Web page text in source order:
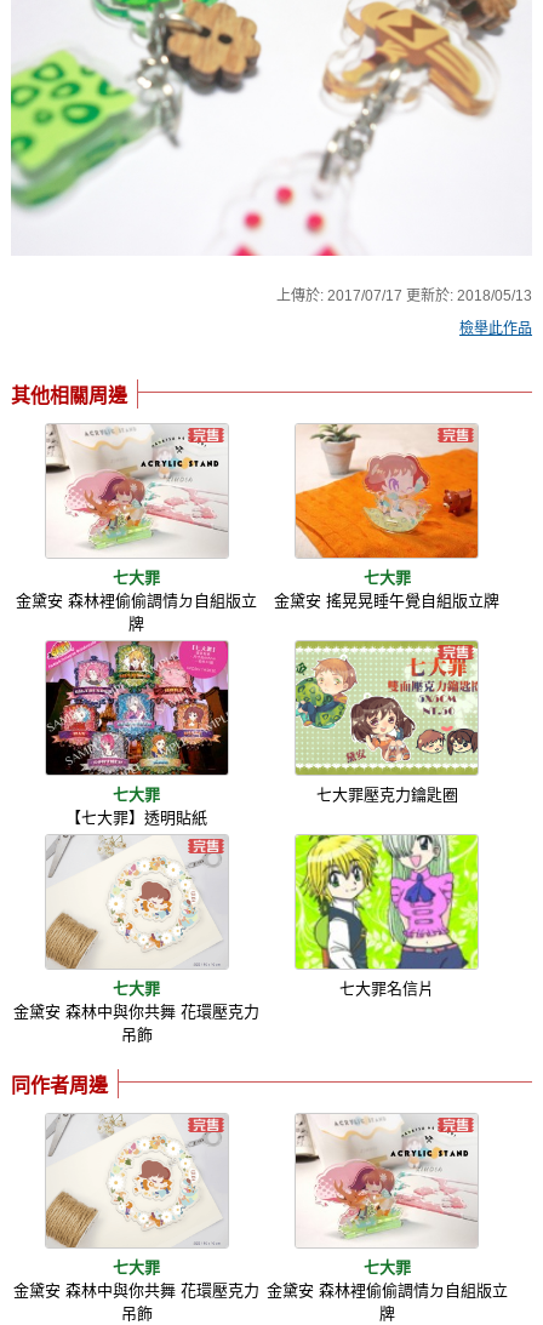
上傳於:2017/07/17 更新於:2018/05/13
檢舉此作品
其他相關周邊
七大罪
金黛安 森林裡偷偷調情ㄉ自組版立
牌
七大罪
金黛安 搖晃晃睡午覺自組版立牌
七大罪
【七大罪】透明貼紙
七大罪壓克力鑰匙圈
七大罪
金黛安 森林中與你共舞 花環壓克力
吊飾
七大罪名信片
同作者周邊
七大罪
金黛安 森林中與你共舞 花環壓克力
吊飾
七大罪
金黛安 森林裡偷偷調情ㄉ自組版立
牌